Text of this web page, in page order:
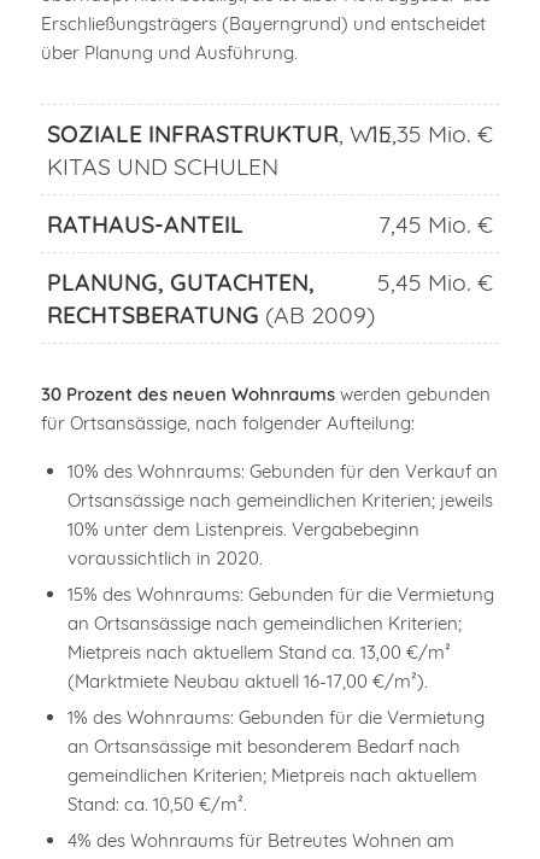
Erschließungsträgers (Bayerngrund) und entscheidet
über Planung und Ausführung.
SOZIALE INFRASTRUKTUR, WIE
KITAS UND SCHULEN
15,35 Mio. €
RATHAUS-ANTEIL
7,45 Mio. €
PLANUNG, GUTACHTEN,
RECHTSBERATUNG (AB 2009)
5,45 Mio. €
30 Prozent des neuen Wohnraumswerden gebunden
für Ortsansässige, nach folgender Aufteilung:
10% des Wohnraums: Gebunden für den Verkauf an
Ortsansässige nach gemeindlichen Kriterien; jeweils
10% unter dem Listenpreis. Vergabebeginn
voraussichtlich in 2020.
15% des Wohnraums: Gebunden für die Vermietung
an Ortsansässige nach gemeindlichen Kriterien;
Mietpreis nach aktuellem Stand ca. 13,00 €/m²
(Marktmiete Neubau aktuell 16-17,00 €/m²).
1% des Wohnraums: Gebunden für die Vermietung
an Ortsansässige mit besonderem Bedarf nach
gemeindlichen Kriterien; Mietpreis nach aktuellem
Stand: ca. 10,50 €/m².
4% des Wohnraums für Betreutes Wohnen am